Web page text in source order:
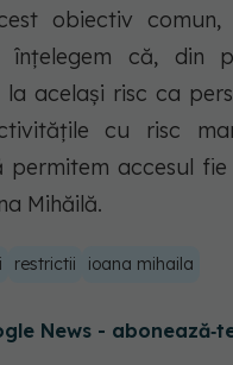
obiectiv
înțelegem că, din
același risc ca
cu risc
permitem accesul
Mihăilă.
restrictii ioana mihaila
News -